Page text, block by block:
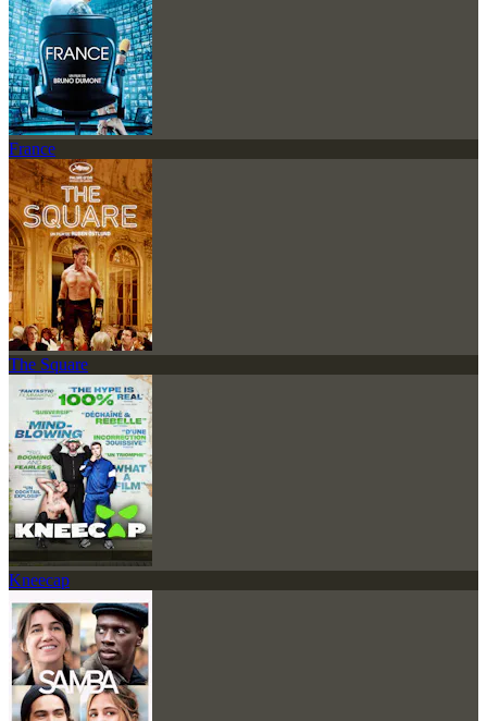
France
The Square
Kneecap